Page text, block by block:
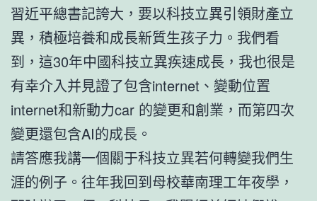
習近平總書記誇大，要以科技立異引領財產立
異，積極培養和成長新質生孩子力。我們看
到，這30年中國科技立異疾速成長，我也很是
有幸介入并見證了包含internet、變動位置
internet和新動力car 的變更和創業，而第四次
變更還包含AI的成長。
請答應我講一個關于科技立異若何轉變我們生
涯的例子。往年我回到母校華南理工年夜學，